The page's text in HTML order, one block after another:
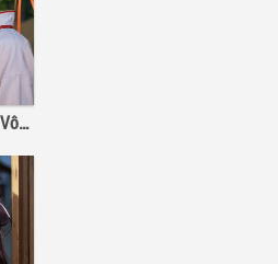
Đồ Đệ Xuống Núi Vô Địch Thiên Hạ